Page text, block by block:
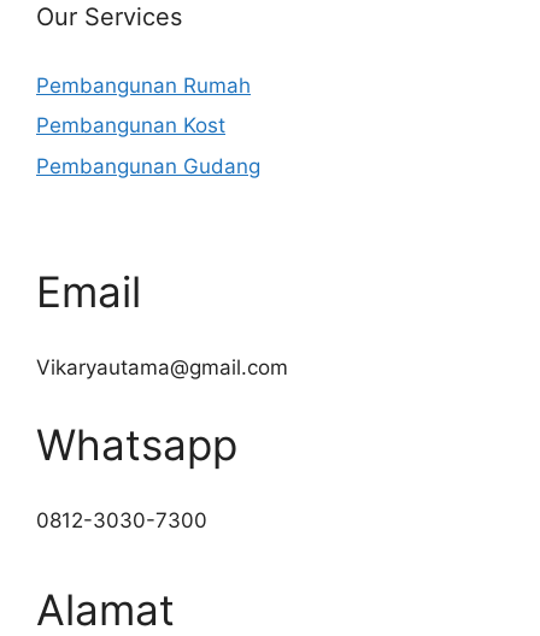
Our Services
Pembangunan Rumah
Pembangunan Kost
Pembangunan Gudang
Email
Vikaryautama@gmail.com
Whatsapp
0812-3030-7300
Alamat